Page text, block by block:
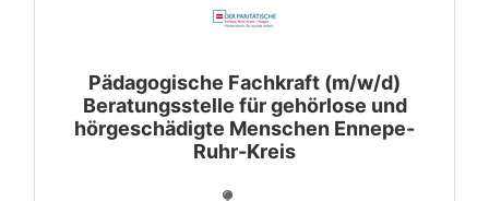
Pädagogische Fachkraft (m/w/d)
Beratungsstelle für gehörlose und
hörgeschädigte Menschen Ennepe-
Ruhr-Kreis